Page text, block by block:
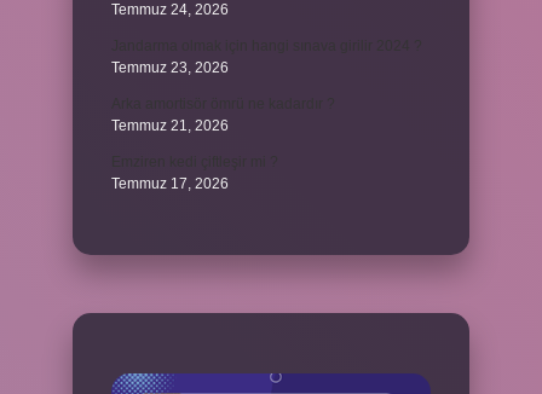
Temmuz 24, 2026
Temmuz 23, 2026
Temmuz 21, 2026
Temmuz 17, 2026